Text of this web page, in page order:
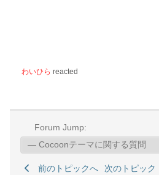
わいひら reacted
Forum Jump:
前のトピックへ 次のトピック